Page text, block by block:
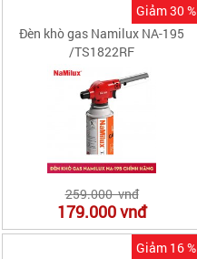
Đèn khò gas Namilux NA-195
/TS1822RF
259.000 vnđ
179.000vnđ
Giảm 30 %
Giảm 16 %